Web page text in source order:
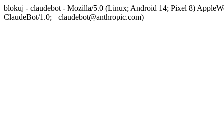
blokuj - claudebot - Mozilla/5.0 (Linux; Android 14; Pixel 8)
ClaudeBot/1.0; +claudebot@anthropic.com)